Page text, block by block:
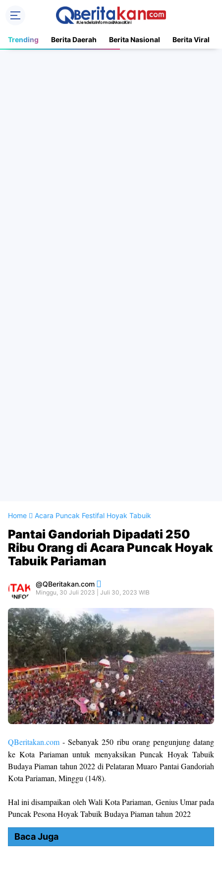
Trending Berita Daerah Berita Nasional Berita Viral
Home Acara Puncak Festifal Hoyak Tabuik
Pantai Gandoriah Dipadati 250
Ribu Orang di Acara Puncak Hoyak
Tabuik Pariaman
QBeritakan.com
Minggu, 30 Juli 2023 | Juli 30, 2023 WIB
QBeritakan.com - Sebanyak 250 ribu orang pengunjung datang
ke Kota Pariaman untuk menyaksikan Puncak Hoyak Tabuik
Budaya Piaman tahun 2022 di Pelataran Muaro Pantai Gandoriah
Kota Pariaman, Minggu (14/8).
Hal ini disampaikan oleh Wali Kota Pariaman, Genius Umar pada
Puncak Pesona Hoyak Tabuik Budaya Piaman tahun 2022
Baca Juga